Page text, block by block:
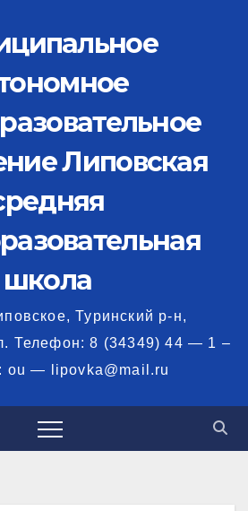
Липовская
школа
Туринский р-н,
Телефон: 8 (34349) 44 — 1 –
ou — lipovka@mail.ru